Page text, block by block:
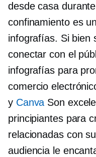
desde casa durante
confinamiento es
infografías. Si bien
conectar con el
infografías para
comercio
y Canva Son
principiantes para
relacionadas con
audiencia le